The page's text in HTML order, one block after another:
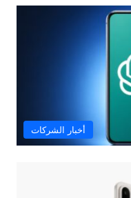
أخبار الشركات